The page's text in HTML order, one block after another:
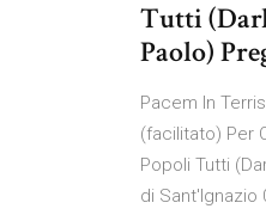
Tutti
Paolo)
Pacem In
(facilitato) Per
Popoli Tutti
di Sant'Ignazio